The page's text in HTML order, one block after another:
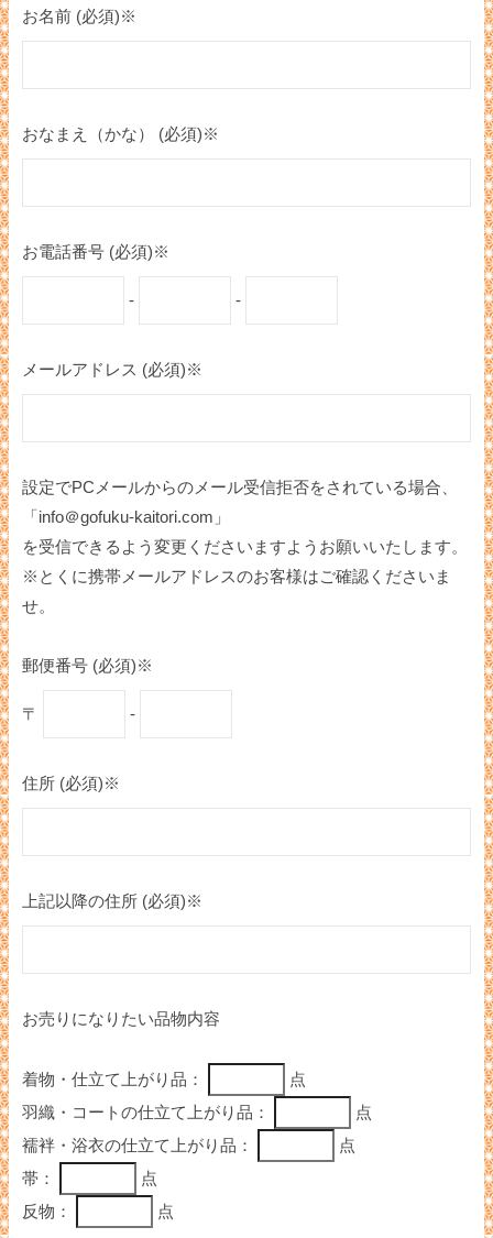
お名前 (必須)※
おなまえ（かな） (必須)※
お電話番号 (必須)※
- -
メールアドレス (必須)※
設定でPCメールからのメール受信拒否をされている場合、
「info＠gofuku-kaitori.com」
を受信できるよう変更くださいますようお願いいたします。
※とくに携帯メールアドレスのお客様はご確認くださいま
せ。
郵便番号 (必須)※
〒 -
住所 (必須)※
上記以降の住所 (必須)※
お売りになりたい品物内容
着物・仕立て上がり品：
点
羽織・コートの仕立て上がり品：
点
襦袢・浴衣の仕立て上がり品：
点
帯：
点
反物：
点